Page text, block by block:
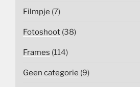
Filmpje (7)
Fotoshoot (38)
Frames (114)
Geen categorie (9)